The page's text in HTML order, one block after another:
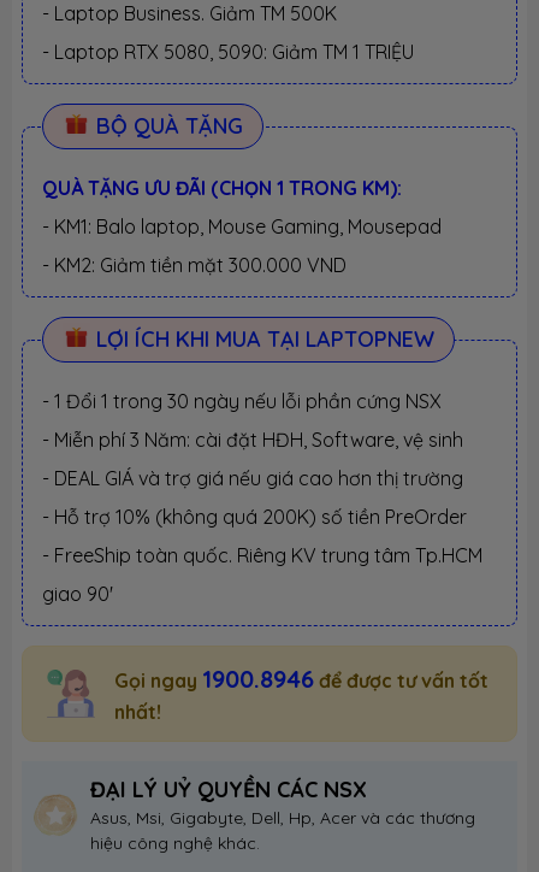
- Laptop Business. Giảm TM 500K
- Laptop RTX 5080, 5090: Giảm TM 1 TRIỆU
BỘ QUÀ TẶNG
QUÀ TẶNG ƯU ĐÃI (CHỌN 1 TRONG KM):
- KM1: Balo laptop, Mouse Gaming, Mousepad
- KM2: Giảm tiền mặt 300.000 VND
LỢI ÍCH KHI MUA TẠI LAPTOPNEW
- 1 Đổi 1 trong 30 ngày nếu lỗi phần cứng NSX
- Miễn phí 3 Năm: cài đặt HĐH, Software, vệ sinh
- DEAL GIÁ và trợ giá nếu giá cao hơn thị trường
- Hỗ trợ 10% (không quá 200K) số tiền PreOrder
- FreeShip toàn quốc. Riêng KV trung tâm Tp.HCM
giao 90'
Gọi ngay 1900.8946 để được tư vấn tốt
nhất!
ĐẠI LÝ UỶ QUYỀN CÁC NSX
Asus, Msi, Gigabyte, Dell, Hp, Acer và các thương
hiệu công nghệ khác.